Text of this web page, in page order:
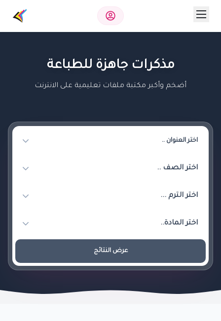
مذكرات جاهزة للطباعة
أضخم وأكبر مكتبة ملفات تعليمية على الانترنت
عرض النتائج